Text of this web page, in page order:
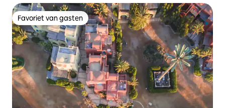
Favoriet van gasten
Favoriet van gasten